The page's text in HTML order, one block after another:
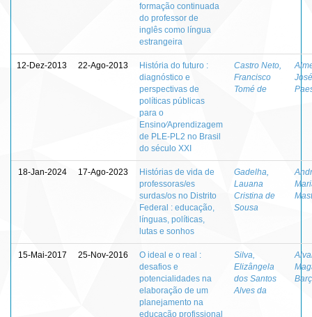
formação continuada
do professor de
inglês como língua
estrangeira
12-Dez-2013 22-Ago-2013
História do futuro :
diagnóstico e
perspectivas de
políticas públicas
para o
Ensino⁄Aprendizagem
de PLE-PL2 no Brasil
do século XXI
Castro Neto,
Francisco
Tomé de
18-Jan-2024 17-Ago-2023
Histórias de vida de
professoras/es
surdas/os no Distrito
Federal : educação,
línguas, políticas,
lutas e sonhos
Gadelha,
Lauana
Cristina de
Sousa
15-Mai-2017 25-Nov-2016
O ideal e o real :
desafios e
potencialidades na
elaboração de um
planejamento na
educação profissional
Silva,
Elizângela
dos Santos
Alves da